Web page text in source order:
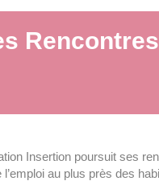
Insertion poursuit ses
au plus près des